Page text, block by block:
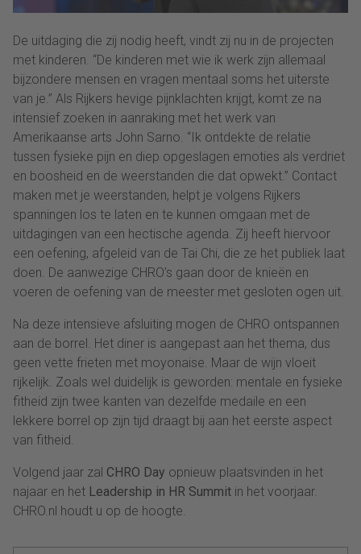
De uitdaging die zij nodig heeft, vindt zij nu in de projecten
met kinderen. “De kinderen met wie ik werk zijn allemaal
bijzondere mensen en vragen mentaal soms het uiterste
van je.” Als Rijkers hevige pijnklachten krijgt, komt ze na
intensief zoeken in aanraking met het werk van
Amerikaanse arts John Sarno. “Ik ontdekte de relatie
tussen fysieke pijn en diep opgeslagen emoties als verdriet
en boosheid en de weerstanden die dat opwekt.” Contact
maken met je weerstanden, helpt je volgens Rijkers
spanningen los te laten en te kunnen omgaan met de
uitdagingen van een hectische agenda. Zij heeft hiervoor
een oefening, afgeleid van de Tai Chi, die ze het publiek laat
doen. De aanwezige CHRO’s gaan door de knieën en
voeren de oefening van de meester met gesloten ogen uit.
Na deze intensieve afsluiting mogen de CHRO ontspannen
aan de borrel. Het diner is aangepast aan het thema, dus
geen vette frieten met moyonaise. Maar de wijn vloeit
rijkelijk. Zoals wel duidelijk is geworden: mentale en fysieke
fitheid zijn twee kanten van dezelfde medaile en een
lekkere borrel op zijn tijd draagt bij aan het eerste aspect
van fitheid.
Volgend jaar zal CHRO Day opnieuw plaatsvinden in het
najaar en het Leadership in HR Summit in het voorjaar.
CHRO.nl houdt u op de hoogte.